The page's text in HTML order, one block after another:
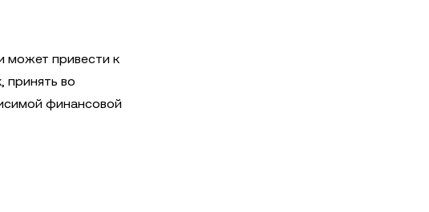
может привести к
принять во
финансовой